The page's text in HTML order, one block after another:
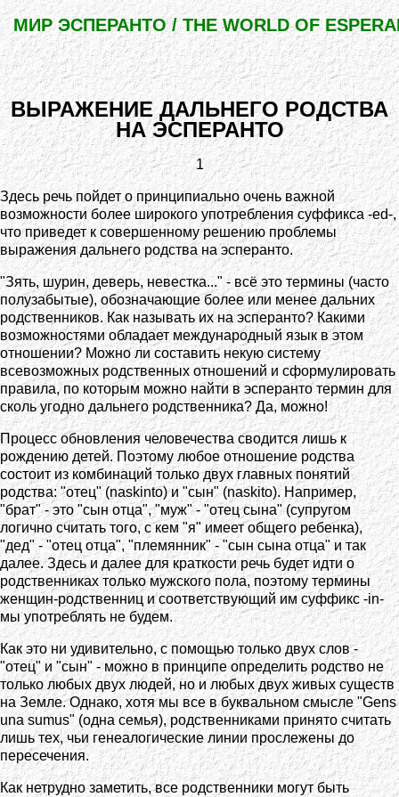
МИР ЭСПЕРАНТО / THE WORLD OF
ВЫРАЖЕНИЕ ДАЛЬНЕГО РОДСТВА
НА ЭСПЕРАНТО
1
Здесь речь пойдет о принципиально очень важной
возможности более широкого употребления суффикса -ed-,
что приведет к совершенному решению проблемы
выражения дальнего родства на эсперанто.
"Зять, шурин, деверь, невестка..." - всё это термины (часто
полузабытые), обозначающие более или менее дальних
родственников. Как называть их на эсперанто? Какими
возможностями обладает международный язык в этом
отношении? Можно ли составить некую систему
всевозможных родственных отношений и сформулировать
правила, по которым можно найти в эсперанто термин для
сколь угодно дальнего родственника? Да, можно!
Процесс обновления человечества сводится лишь к
рождению детей. Поэтому любое отношение родства
состоит из комбинаций только двух главных понятий
родства: "отец" (naskinto) и "сын" (naskito). Например,
"брат" - это "сын отца", "муж" - "отец сына" (супругом
логично считать того, с кем "я" имеет общего ребенка),
"дед" - "отец отца", "племянник" - "сын сына отца" и так
далее. Здесь и далее для краткости речь будет идти о
родственниках только мужского пола, поэтому термины
женщин-родственниц и соответствующий им суффикс -in-
мы употреблять не будем.
Как это ни удивительно, с помощью только двух слов -
"отец" и "сын" - можно в принципе определить родство не
только любых двух людей, но и любых двух живых существ
на Земле. Однако, хотя мы все в буквальном смысле "Gens
una sumus" (одна семья), родственниками принято считать
лишь тех, чьи генеалогические линии прослежены до
пересечения.
Как нетрудно заметить, все родственники могут быть